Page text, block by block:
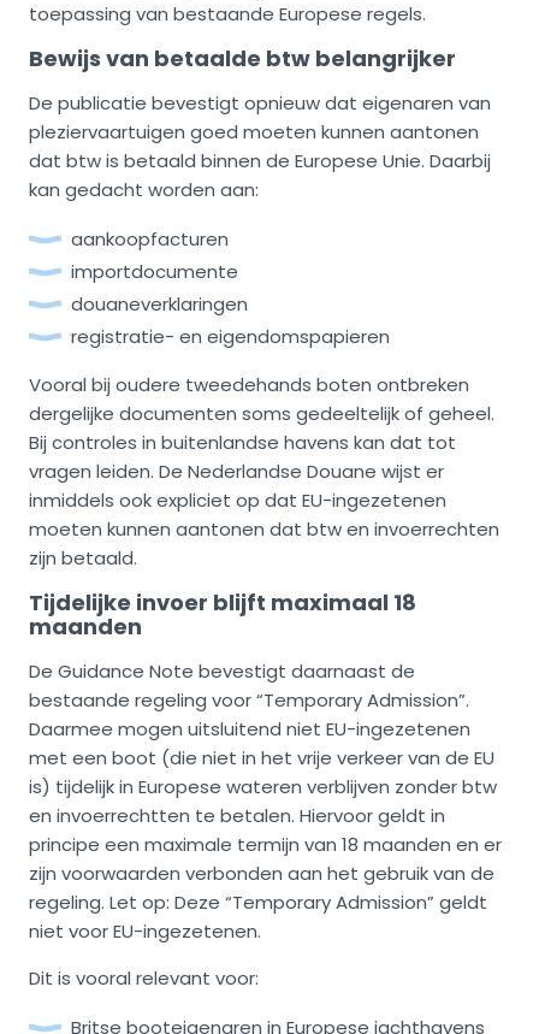
toepassing van bestaande Europese regels.
Bewijs van betaalde btw belangrijker
De publicatie bevestigt opnieuw dat eigenaren van
pleziervaartuigen goed moeten kunnen aantonen
dat btw is betaald binnen de Europese Unie. Daarbij
kan gedacht worden aan:
aankoopfacturen
importdocumente
douaneverklaringen
registratie- en eigendomspapieren
Vooral bij oudere tweedehands boten ontbreken
dergelijke documenten soms gedeeltelijk of geheel.
Bij controles in buitenlandse havens kan dat tot
vragen leiden. De Nederlandse Douane wijst er
inmiddels ook expliciet op dat EU-ingezetenen
moeten kunnen aantonen dat btw en invoerrechten
zijn betaald.
Tijdelijke invoer blijft maximaal 18
maanden
De Guidance Note bevestigt daarnaast de
bestaande regeling voor “Temporary Admission”.
Daarmee mogen uitsluitend niet EU-ingezetenen
met een boot (die niet in het vrije verkeer van de EU
is) tijdelijk in Europese wateren verblijven zonder btw
en invoerrechtten te betalen. Hiervoor geldt in
principe een maximale termijn van 18 maanden en er
zijn voorwaarden verbonden aan het gebruik van de
regeling. Let op: Deze “Temporary Admission” geldt
niet voor EU-ingezetenen.
Dit is vooral relevant voor:
Britse booteigenaren in Europese jachthavens